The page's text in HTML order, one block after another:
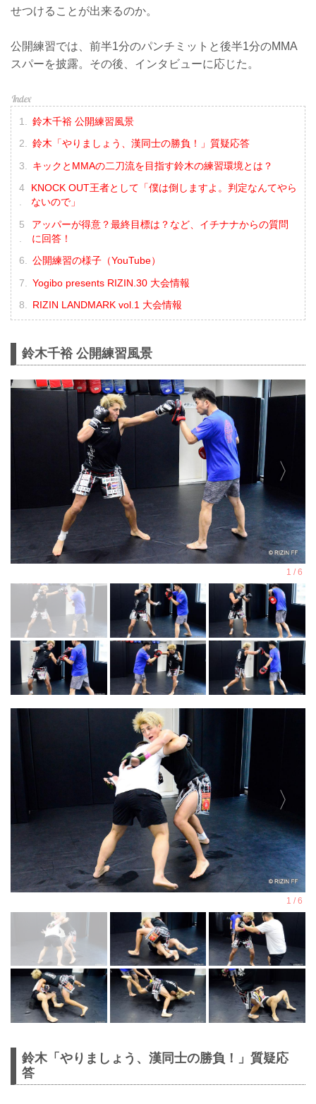
せつけることが出来るのか。
公開練習では、前半1分のパンチミットと後半1分のMMA
スパーを披露。その後、インタビューに応じた。
鈴木千裕 公開練習風景
鈴木「やりましょう、漢同士の勝負！」質疑応答
キックとMMAの二刀流を目指す鈴木の練習環境とは？
KNOCK OUT王者として「僕は倒しますよ。判定なんてやら
ないので」
アッパーが得意？最終目標は？など、イチナナからの質問
に回答！
公開練習の様子（YouTube）
Yogibo presents RIZIN.30 大会情報
RIZIN LANDMARK vol.1 大会情報
鈴木千裕 公開練習風景
鈴木「やりましょう、漢同士の勝負！」質疑応
答